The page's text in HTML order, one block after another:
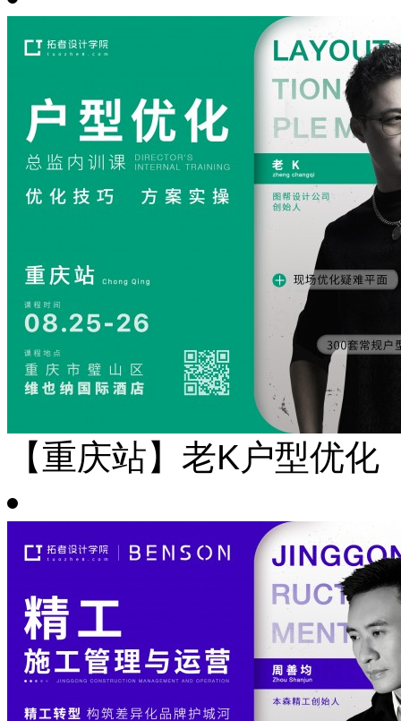
【重庆站】老K户型优化